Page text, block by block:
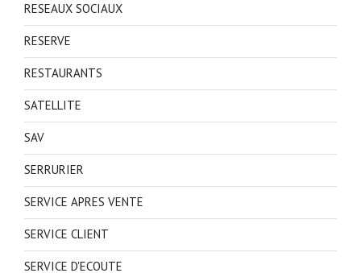
RESEAUX SOCIAUX
RESERVE
RESTAURANTS
SATELLITE
SAV
SERRURIER
SERVICE APRES VENTE
SERVICE CLIENT
SERVICE D'ECOUTE